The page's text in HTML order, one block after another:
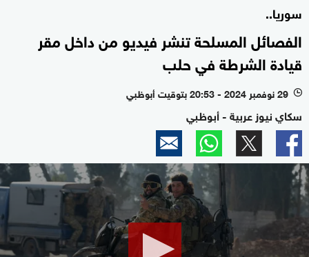
سوريا..
الفصائل المسلحة تنشر فيديو من داخل مقر
قيادة الشرطة في حلب
l 29 نوفمبر 2024 - 20:53 بتوقيت أبوظبي
سكاي نيوز عربية - أبوظبي
0
seconds
of
0
seconds